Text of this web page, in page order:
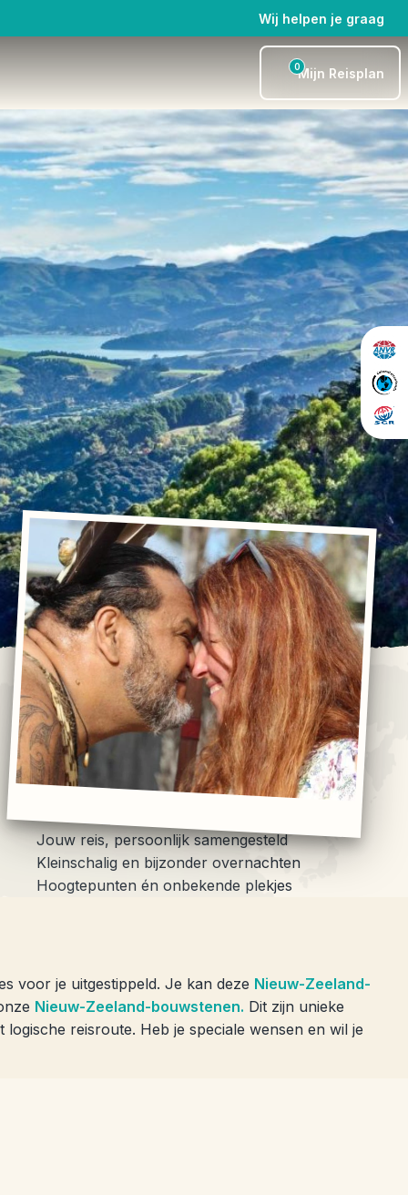
Wij helpen je graag
0Mijn Reisplan
Jouw reis, persoonlijk samengesteld
Kleinschalig en bijzonder overnachten
Hoogtepunten én onbekende plekjes
voor je uitgestippeld. Je kan deze Nieuw-Zeeland-
Nieuw-Zeeland-bouwstenen. Dit zijn unieke
reisroute. Heb je speciale wensen en wil je